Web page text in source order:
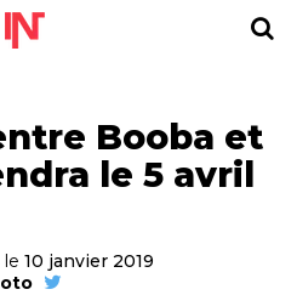
Booba et
le 5 avril
le 10 janvier 2019